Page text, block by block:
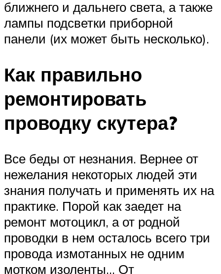
ближнего и дальнего света, а также
лампы подсветки приборной
панели (их может быть несколько).
Как правильно
ремонтировать
проводку скутера?
Все беды от незнания. Вернее от
нежелания некоторых людей эти
знания получать и применять их на
практике. Порой как заедет на
ремонт мотоцикл, а от родной
проводки в нем осталось всего три
провода измотанных не одним
мотком изоленты… От